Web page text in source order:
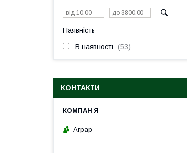
Наявність
В наявності 53
КОНТАКТИ
Аграр